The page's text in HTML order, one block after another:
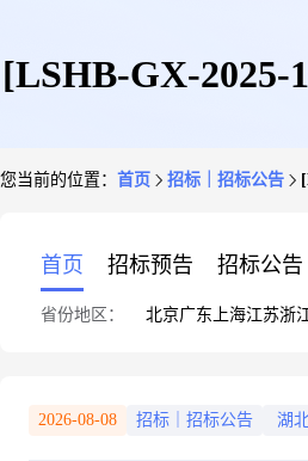
[LSHB-GX-2025-
您当前的位置： 首页 招标｜招标公告
首页 招标预告 招标公告
省份地区： 北京广东 上海江苏浙
2026-08-08 招标｜招标公告 湖